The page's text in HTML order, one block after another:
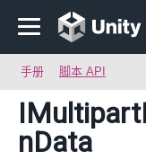
手册 脚本 API
nData